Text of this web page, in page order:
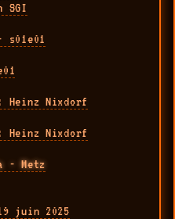
Heinz Nixdorf
Heinz Nixdorf
- Metz
juin 2025